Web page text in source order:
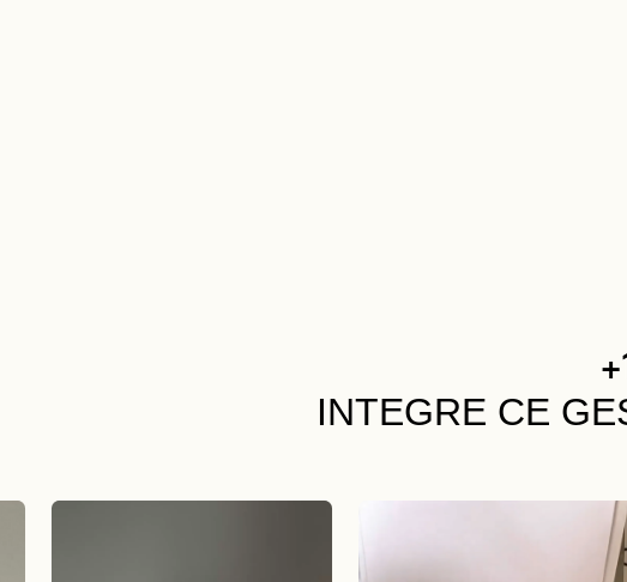
INTEGRE CE